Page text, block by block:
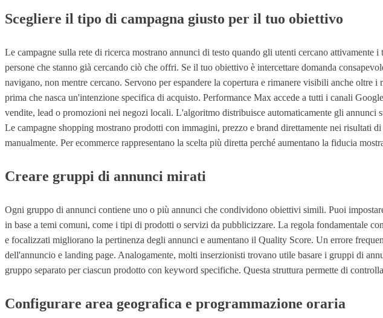
Scegliere il tipo di campagna giusto per il tuo obiettivo
Le campagne sulla rete di ricerca mostrano annunci di testo quando gli utenti cercano
persone che stanno già cercando ciò che offri. Se il tuo obiettivo è intercettare domanda
navigano, non mentre cercano. Servono per espandere la copertura e rimanere visibili anche
prima che nasca un'intenzione specifica di acquisto. Performance Max accede a tutti i canali
vendite, lead o promozioni nei negozi locali. L'algoritmo distribuisce automaticamente gli
Le campagne shopping mostrano prodotti con immagini, prezzo e brand direttamente nei risultati
manualmente. Per ecommerce rappresentano la scelta più diretta perché aumentano la fiducia
Creare gruppi di annunci mirati
Ogni gruppo di annunci contiene uno o più annunci che condividono obiettivi simili. Puoi
in base a temi comuni, come i tipi di prodotti o servizi da pubblicizzare. La regola fondamentale
e focalizzati migliorano la pertinenza degli annunci e aumentano il Quality Score. Un errore
dell'annuncio e landing page. Analogamente, molti inserzionisti trovano utile basare i gruppi di
gruppo separato per ciascun prodotto con keyword specifiche. Questa struttura permette di
Configurare area geografica e programmazione oraria